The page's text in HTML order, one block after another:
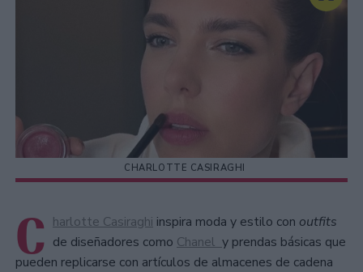
CHARLOTTE CASIRAGHI
C harlotte Casiraghi inspira moda y estilo con outfits
de diseñadores como Chanel y prendas básicas que
pueden replicarse con artículos de almacenes de cadena